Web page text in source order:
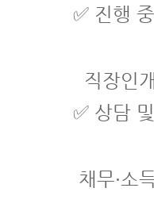
✅ 진행
직장인
✅ 상담
채무·소